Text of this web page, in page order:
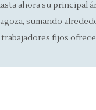
ahora su principal
sumando
trabajadores fijos